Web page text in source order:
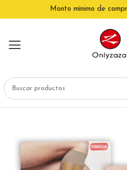
Monto mínimo de